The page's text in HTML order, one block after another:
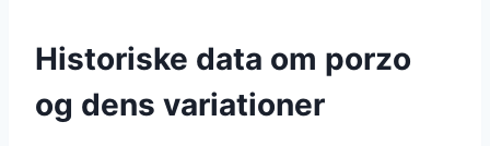
Historiske data om porzo
og dens variationer